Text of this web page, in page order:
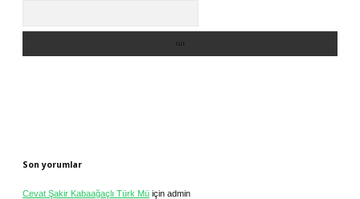
Son yorumlar
Cevat Şakir Kabaağaçlı Türk Mü için admin